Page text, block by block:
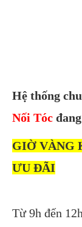
Hệ thống
Nối Tóc
GIỜ VÀNG
ƯU ĐÃI
Từ 9h đến